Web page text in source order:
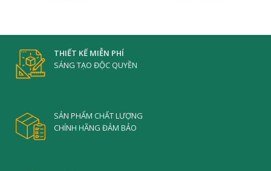
THIẾT KẾ MIỄN PHÍ
SÁNG TẠO ĐỘC QUYỀN
SẢN PHẨM CHẤT LƯỢNG
CHÍNH HÃNG ĐẢM BẢO